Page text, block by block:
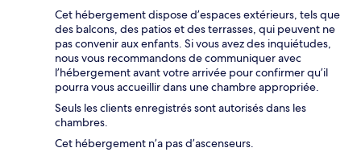
Cet hébergement dispose d’espaces extérieurs, tels que
des balcons, des patios et des terrasses, qui peuvent ne
pas convenir aux enfants. Si vous avez des inquiétudes,
nous vous recommandons de communiquer avec
l’hébergement avant votre arrivée pour confirmer qu’il
pourra vous accueillir dans une chambre appropriée.
Seuls les clients enregistrés sont autorisés dans les
chambres.
Cet hébergement n’a pas d’ascenseurs.